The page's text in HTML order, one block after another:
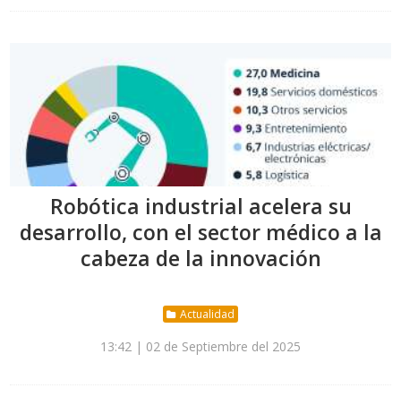
Robótica industrial acelera su
desarrollo, con el sector médico a la
cabeza de la innovación
Actualidad
13:42 | 02 de Septiembre del 2025